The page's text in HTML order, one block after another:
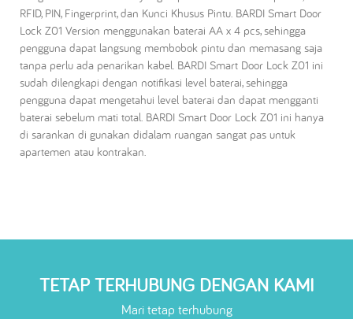
RFID, PIN, Fingerprint, dan Kunci Khusus Pintu. BARDI Smart Door
Lock Z01 Version menggunakan baterai AA x 4 pcs, sehingga
pengguna dapat langsung membobok pintu dan memasang saja
tanpa perlu ada penarikan kabel. BARDI Smart Door Lock Z01 ini
sudah dilengkapi dengan notifikasi level baterai, sehingga
pengguna dapat mengetahui level baterai dan dapat mengganti
baterai sebelum mati total. BARDI Smart Door Lock Z01 ini hanya
di sarankan di gunakan didalam ruangan sangat pas untuk
apartemen atau kontrakan.
TETAP TERHUBUNG DENGAN KAMI
Mari tetap terhubung